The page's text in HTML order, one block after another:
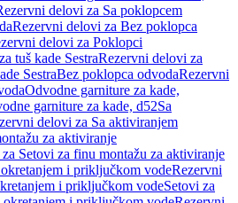
delovi za Sa poklopcem
Rezervni delovi za Bez poklopca
delovi za Poklopci
tuš kade SestraRezervni delovi za
SestraBez poklopca odvodaRezervni
Odvodne garniture za kade,
garniture za kade, d52Sa
delovi za Sa aktiviranjem
za aktiviranje
Setovi za finu montažu za aktiviranje
i priključkom vodeRezervni
i priključkom vodeSetovi za